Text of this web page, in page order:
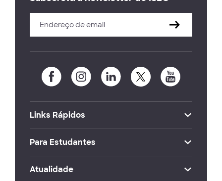
Links Rápidos
Para Estudantes
Atualidade